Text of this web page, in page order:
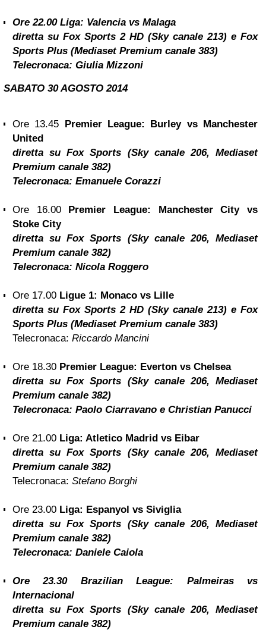
Ore 22.00 Liga: Valencia vs Malaga
diretta su Fox Sports 2 HD (Sky canale 213) e Fox
Sports Plus (Mediaset Premium canale 383)
Telecronaca: Giulia Mizzoni
SABATO 30 AGOSTO 2014
Ore 13.45 Premier League: Burley vs Manchester
United
diretta su Fox Sports (Sky canale 206, Mediaset
Premium canale 382)
Telecronaca: Emanuele Corazzi
Ore 16.00 Premier League: Manchester City vs
Stoke City
diretta su Fox Sports (Sky canale 206, Mediaset
Premium canale 382)
Telecronaca: Nicola Roggero
Ore 17.00 Ligue 1: Monaco vs Lille
diretta su Fox Sports 2 HD (Sky canale 213) e Fox
Sports Plus (Mediaset Premium canale 383)
Telecronaca: Riccardo Mancini
Ore 18.30 Premier League: Everton vs Chelsea
diretta su Fox Sports (Sky canale 206, Mediaset
Premium canale 382)
Telecronaca: Paolo Ciarravano e Christian Panucci
Ore 21.00 Liga: Atletico Madrid vs Eibar
diretta su Fox Sports (Sky canale 206, Mediaset
Premium canale 382)
Telecronaca: Stefano Borghi
Ore 23.00 Liga: Espanyol vs Siviglia
diretta su Fox Sports (Sky canale 206, Mediaset
Premium canale 382)
Telecronaca: Daniele Caiola
Ore 23.30 Brazilian League: Palmeiras vs
Internacional
diretta su Fox Sports (Sky canale 206, Mediaset
Premium canale 382)